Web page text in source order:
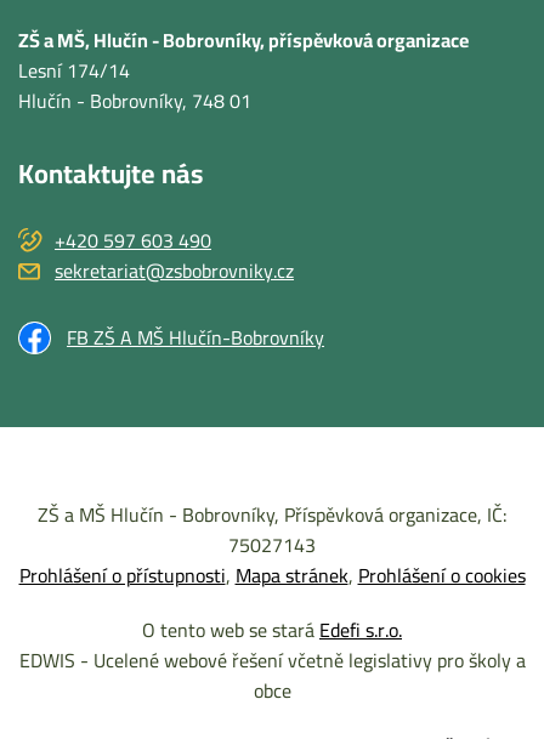
ZŠ a MŠ, Hlučín - Bobrovníky, příspěvková organizace
Lesní 174/14
Hlučín - Bobrovníky, 748 01
Kontaktujte nás
+420 597 603 490
sekretariat@zsbobrovniky.cz
FB ZŠ A MŠ Hlučín-Bobrovníky
ZŠ a MŠ Hlučín - Bobrovníky, Příspěvková organizace, IČ:
75027143
Prohlášení o přístupnosti Mapa stránek Prohlášení o cookies
O tento web se staráEdefi s.r.o.
EDWIS - Ucelené webové řešení včetně legislativy pro školy a
obce